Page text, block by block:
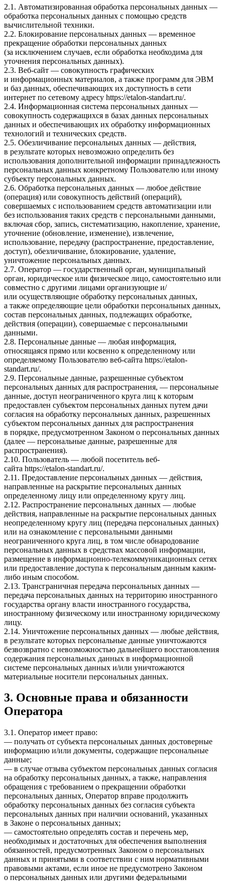
2.1. Автоматизированная обработка персональных данных —
обработка персональных данных с помощью средств
вычислительной техники.
2.2. Блокирование персональных данных — временное
прекращение обработки персональных данных
(за исключением случаев, если обработка необходима для
уточнения персональных данных).
2.3. Веб-сайт — совокупность графических
и информационных материалов, а также программ для ЭВМ
и баз данных, обеспечивающих их доступность в сети
интернет по сетевому адресу https://etalon-standart.ru/.
2.4. Информационная система персональных данных —
совокупность содержащихся в базах данных персональных
данных и обеспечивающих их обработку информационных
технологий и технических средств.
2.5. Обезличивание персональных данных — действия,
в результате которых невозможно определить без
использования дополнительной информации принадлежность
персональных данных конкретному Пользователю или иному
субъекту персональных данных.
2.6. Обработка персональных данных — любое действие
(операция) или совокупность действий (операций),
совершаемых с использованием средств автоматизации или
без использования таких средств с персональными данными,
включая сбор, запись, систематизацию, накопление, хранение,
уточнение (обновление, изменение), извлечение,
использование, передачу (распространение, предоставление,
доступ), обезличивание, блокирование, удаление,
уничтожение персональных данных.
2.7. Оператор — государственный орган, муниципальный
орган, юридическое или физическое лицо, самостоятельно или
совместно с другими лицами организующие и/
или осуществляющие обработку персональных данных,
а также определяющие цели обработки персональных данных,
состав персональных данных, подлежащих обработке,
действия (операции), совершаемые с персональными
данными.
2.8. Персональные данные — любая информация,
относящаяся прямо или косвенно к определенному или
определяемому Пользователю веб-сайта https://etalon-
standart.ru/.
2.9. Персональные данные, разрешенные субъектом
персональных данных для распространения, — персональные
данные, доступ неограниченного круга лиц к которым
предоставлен субъектом персональных данных путем дачи
согласия на обработку персональных данных, разрешенных
субъектом персональных данных для распространения
в порядке, предусмотренном Законом о персональных данных
(далее — персональные данные, разрешенные для
распространения).
2.10. Пользователь — любой посетитель веб-
сайта https://etalon-standart.ru/.
2.11. Предоставление персональных данных — действия,
направленные на раскрытие персональных данных
определенному лицу или определенному кругу лиц.
2.12. Распространение персональных данных — любые
действия, направленные на раскрытие персональных данных
неопределенному кругу лиц (передача персональных данных)
или на ознакомление с персональными данными
неограниченного круга лиц, в том числе обнародование
персональных данных в средствах массовой информации,
размещение в информационно-телекоммуникационных сетях
или предоставление доступа к персональным данным каким-
либо иным способом.
2.13. Трансграничная передача персональных данных —
передача персональных данных на территорию иностранного
государства органу власти иностранного государства,
иностранному физическому или иностранному юридическому
лицу.
2.14. Уничтожение персональных данных — любые действия,
в результате которых персональные данные уничтожаются
безвозвратно с невозможностью дальнейшего восстановления
содержания персональных данных в информационной
системе персональных данных и/или уничтожаются
материальные носители персональных данных.
3. Основные права и обязанности
Оператора
3.1. Оператор имеет право:
— получать от субъекта персональных данных достоверные
информацию и/или документы, содержащие персональные
данные;
— в случае отзыва субъектом персональных данных согласия
на обработку персональных данных, а также, направления
обращения с требованием о прекращении обработки
персональных данных, Оператор вправе продолжить
обработку персональных данных без согласия субъекта
персональных данных при наличии оснований, указанных
в Законе о персональных данных;
— самостоятельно определять состав и перечень мер,
необходимых и достаточных для обеспечения выполнения
обязанностей, предусмотренных Законом о персональных
данных и принятыми в соответствии с ним нормативными
правовыми актами, если иное не предусмотрено Законом
о персональных данных или другими федеральными